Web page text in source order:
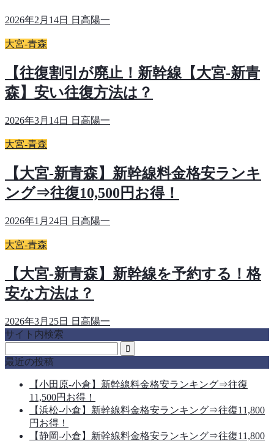
2026年2月14日 日高陽一
大宮-青森
【往復割引が廃止！新幹線【大宮-新青
森】安い往復方法は？
2026年3月14日 日高陽一
大宮-青森
【大宮-新青森】新幹線料金格安ランキ
ング⇒往復10,500円お得！
2026年1月24日 日高陽一
大宮-青森
【大宮-新青森】新幹線を予約する！格
安な方法は？
2026年3月25日
日高陽一
サイト内検索
最近の投稿
【小田原-小倉】新幹線料金格安ランキング⇒往復
11,500円お得！
【浜松-小倉】新幹線料金格安ランキング⇒往復11,800
円お得！
【静岡-小倉】新幹線料金格安ランキング⇒往復11,800